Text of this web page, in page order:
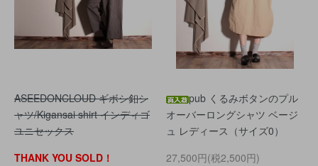
ASEEDONCLOUD ギボシ釦シ
ャツ/Kigansai shirt インディゴ
ユニセックス
THANK YOU SOLD！
pub くるみボタンのプル
オーバーロングシャツ ベージ
ュ レディース（サイズ0）
27,500円(税2,500円)